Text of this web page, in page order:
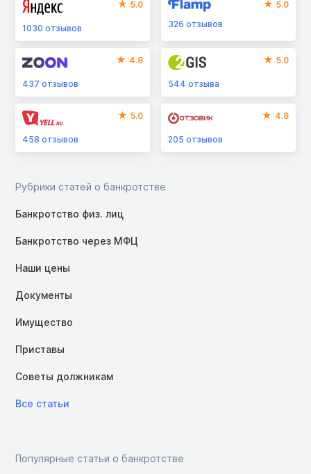
5.0
1030 отзывов
5.0
326отзывов
4.8
437 отзывов
5.0
544отзыва
5.0
458 отзывов
4.8
205отзывов
Рубрики статей о банкротстве
Банкротство физ. лиц
Банкротство через МФЦ
Наши цены
Документы
Имущество
Приставы
Советы должникам
Все статьи
Популярные статьи о банкротстве